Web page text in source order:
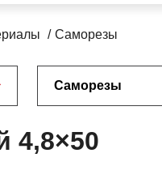
Саморезы
Саморезы
4,8×50